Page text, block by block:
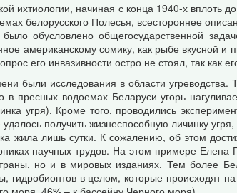
ихтиологии, начиная с конца 1940-х
белорусского Полесья, всестороннее
обусловлено общегосударственной
американскому сомику, как рыбе вкусной и
его инвазивности остро не стоял, так как
были исследования в области
в пресных водоемах Беларуси угорь
угря). Кроме того, проводились
получить жизнеспособную личинку
жила лишь сутки. К сожалению, об этом
научных трудов. На этом примере Елена
но и в мировых изданиях. Тем более
гидробионтов в целом, которые происходят